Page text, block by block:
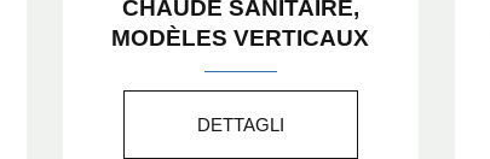
CHAUDE SANITAIRE,
MODÈLES VERTICAUX
DETTAGLI